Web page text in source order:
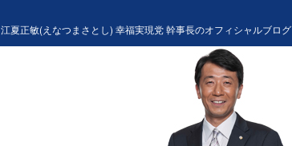
江夏正敏(えなつまさとし) 幸福実現党 幹事長のオフィシャルブログ